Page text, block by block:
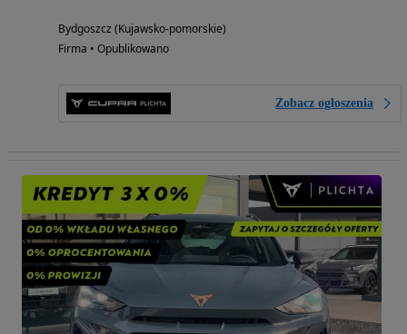
Bydgoszcz (Kujawsko-pomorskie)
Firma • Opublikowano
Zobacz ogłoszenia